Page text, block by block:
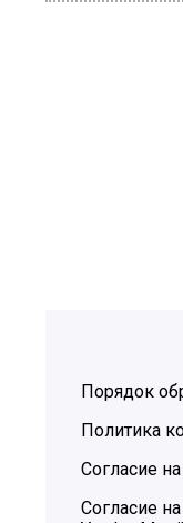
Порядок
Политика
Согласие
Согласие